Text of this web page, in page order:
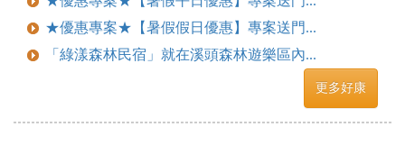
★優惠專案★【暑假假日優惠】專案送門...
「綠漾森林民宿」就在溪頭森林遊樂區內...
更多好康